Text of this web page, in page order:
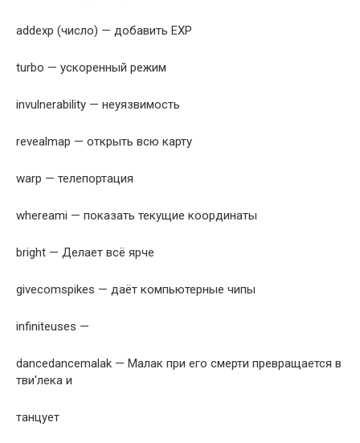
addexp (число) — добавить EXP
turbo — ускоренный режим
invulnerability — неуязвимость
revealmap — открыть всю карту
warp — телепортация
whereami — показать текущие координаты
bright — Делает всё ярче
givecomspikes — даёт компьютерные чипы
infiniteuses —
dancedancemalak — Малак при его смерти превращается в
тви'лека и
танцует